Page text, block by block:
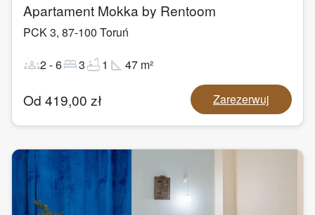
Apartament Mokka by Rentoom
PCK 3, 87-100 Toruń
groups2-6bed3bathtub1 square_foot 47 m²
Od 419,00 zł Zarezerwuj